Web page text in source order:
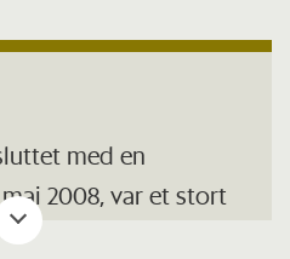
med en
2008, var et stort
som skulle